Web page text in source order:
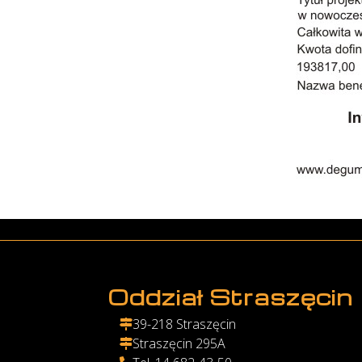
Oddział Straszęcin
39-218 Straszęcin
Straszęcin 295A